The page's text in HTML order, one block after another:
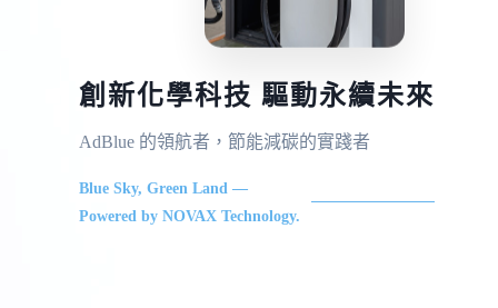
創新化學科技 驅動永續未來
AdBlue 的領航者，節能減碳的實踐者
Blue Sky, Green Land —
Powered by NOVAX Technology.